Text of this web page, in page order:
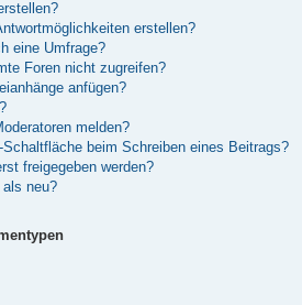
erstellen?
eine Umfrage?
Foren nicht zugreifen?
anfügen?
melden?
Schaltfläche beim Schreiben eines Beitrags?
freigegeben werden?
neu?